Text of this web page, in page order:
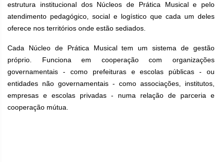
estrutura institucional dos Núcleos de Prática Musical e pelo
atendimento pedagógico, social e logístico que cada um deles
oferece nos territórios onde estão sediados.
Cada Núcleo de Prática Musical tem um sistema de gestão
próprio. Funciona em cooperação com organizações
governamentais - como prefeituras e escolas públicas - ou
entidades não governamentais - como associações, institutos,
empresas e escolas privadas - numa relação de parceria e
cooperação mútua.